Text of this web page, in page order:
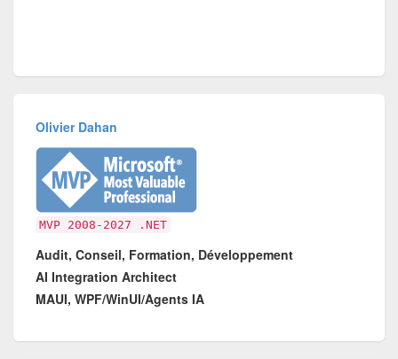
Olivier Dahan
MVP 2008-2027 .NET
Audit, Conseil, Formation, Développement
AI Integration Architect
MAUI, WPF/WinUI/Agents IA